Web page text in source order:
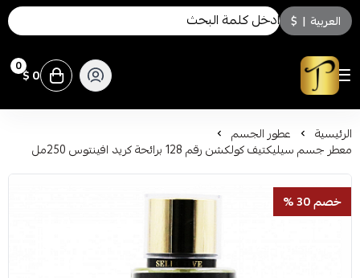
العربية |
$
توسكاني للعطور
0 0 $
الرئيسية عطور الجسم
معطر جسم سيليكتيف كولكشن رقم 128 برائحة كريد افينتوس 250مل
خصم 30 %